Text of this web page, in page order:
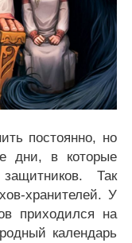
постоянно, но
дни, в которые
Так
хранителей. У
приходился на
календарь